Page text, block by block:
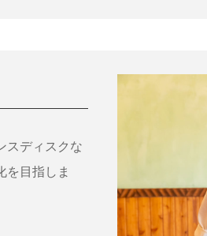
スディスクな
を目指しま